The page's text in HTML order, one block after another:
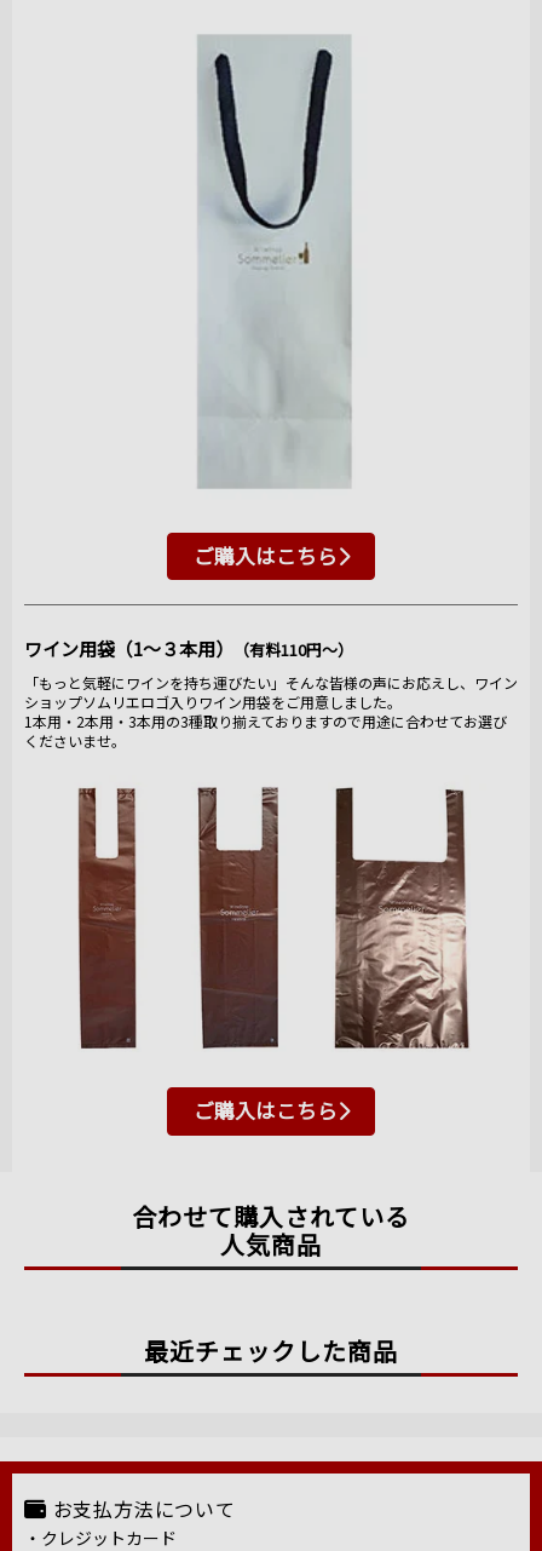
ご購入はこちら
ワイン用袋（1～３本用） （有料110円～）
「もっと気軽にワインを持ち運びたい」そんな皆様の声にお応えし、ワイン
ショップソムリエロゴ入りワイン用袋をご用意しました。
1本用・2本用・3本用の3種取り揃えておりますので用途に合わせてお選び
くださいませ。
ご購入はこちら
合わせて購入されている
人気商品
最近チェックした商品
お支払方法について
・クレジットカード